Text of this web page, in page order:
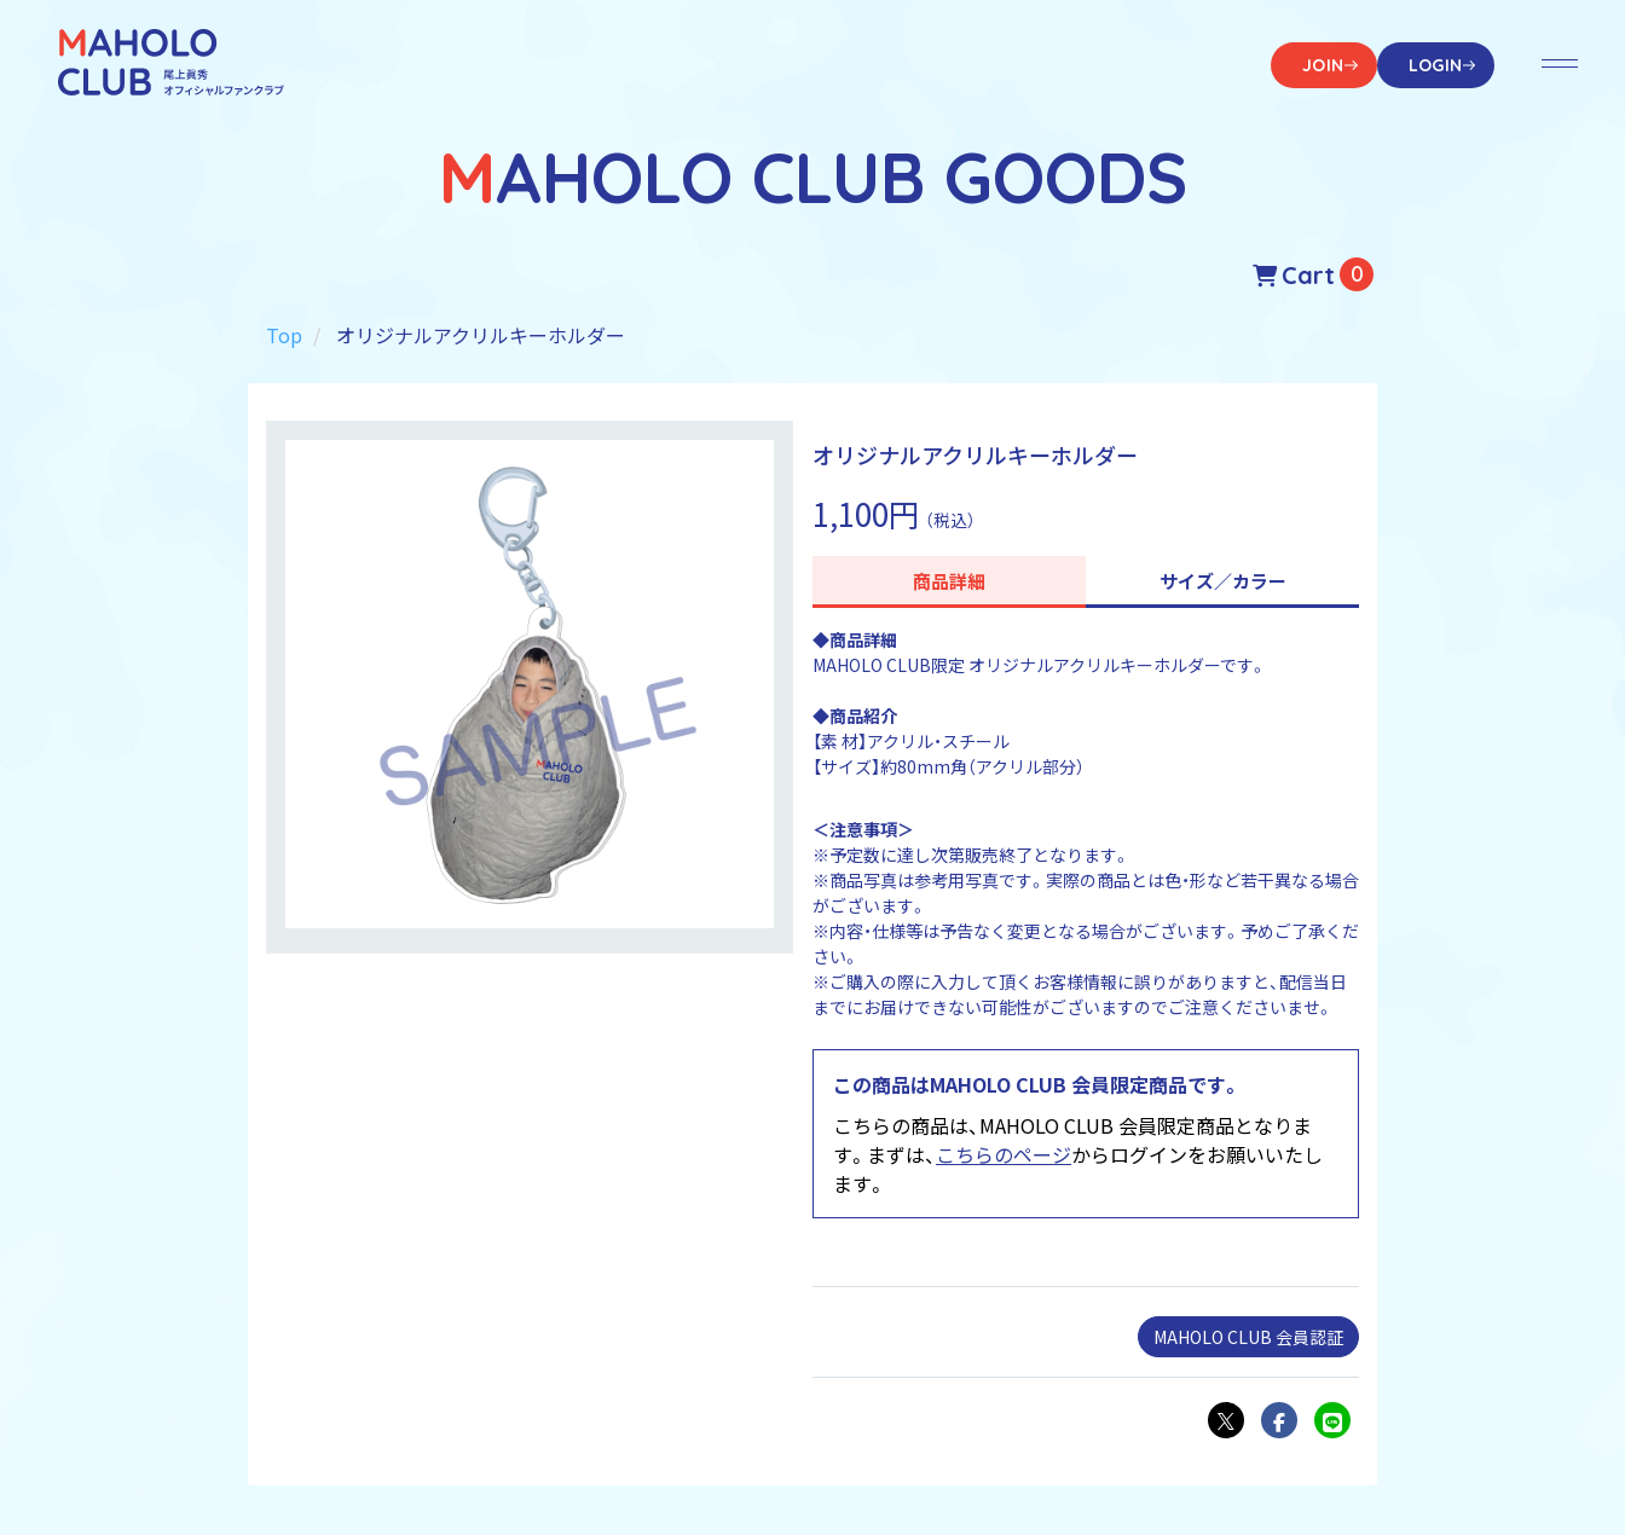
JOIN LOGIN
MAHOLO CLUB GOODS
Cart 0
Top オリジナルアクリルキーホルダー
オリジナルアクリルキーホルダー
1,100円 （税込）
商品詳細 サイズ／カラー
◆商品詳細
MAHOLO CLUB限定 オリジナルアクリルキーホルダーです。
◆商品紹介
【素 材】アクリル・スチール
【サイズ】約80mm角（アクリル部分）
＜注意事項＞
※予定数に達し次第販売終了となります。
※商品写真は参考用写真です。実際の商品とは色・形など若干異なる場合
がございます。
※内容・仕様等は予告なく変更となる場合がございます。予めご了承くだ
さい。
※ご購入の際に入力して頂くお客様情報に誤りがありますと、配信当日
までにお届けできない可能性がございますのでご注意くださいませ。
この商品はMAHOLO CLUB 会員限定商品です。
こちらの商品は、MAHOLO CLUB 会員限定商品となりま
す。まずは、 こちらのページからログインをお願いいたし
ます。
MAHOLO CLUB 会員認証